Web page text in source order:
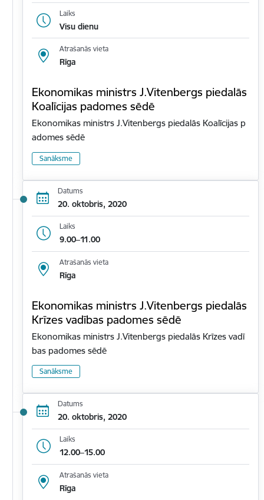
Laiks
Visu dienu
Atrašanās vieta
Rīga
Ekonomikas ministrs J.Vitenbergs piedalās
Koalīcijas padomes sēdē
Ekonomikas ministrs J.Vitenbergs piedalās Koalīcijas p
adomes sēdē
Sanāksme
Datums
20. oktobris, 2020
Laiks
9.00–11.00
Atrašanās vieta
Rīga
Ekonomikas ministrs J.Vitenbergs piedalās
Krīzes vadības padomes sēdē
Ekonomikas ministrs J.Vitenbergs piedalās Krīzes vadī
bas padomes sēdē
Sanāksme
Datums
20. oktobris, 2020
Laiks
12.00–15.00
Atrašanās vieta
Rīga